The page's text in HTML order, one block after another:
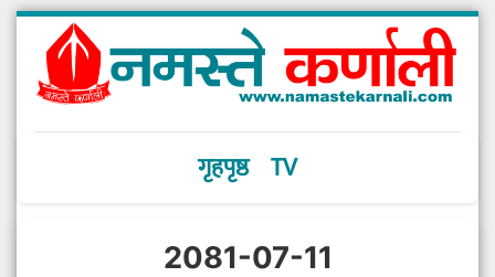
गृहपृष्ठ TV
2081-07-11